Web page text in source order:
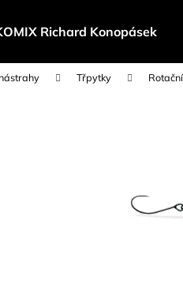
Richard Konopásek
Třpytky Rotační
Co